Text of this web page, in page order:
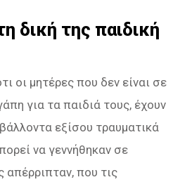
δική της παιδική
οι μητέρες που δεν είναι σε
για τα παιδιά τους, έχουν
εξίσου τραυματικά
να γεννήθηκαν σε
απέρριπταν, που τις